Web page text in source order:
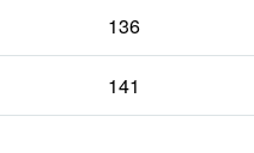
136
141